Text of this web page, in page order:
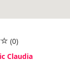
(0)
Claudia